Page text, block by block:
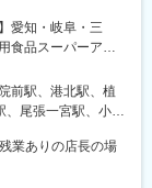
愛知・岐阜・三
食品スーパーアミ
・Iターン歓迎※車
煙対策あり■愛知県
港当知店／高針店
安城店／岡崎店／
■岐阜県岐阜店／大
前駅、港北駅、植
、尾張一宮駅、小牧
後駅、名和駅(愛知
垣駅、各務原市役
業ありの店長の場